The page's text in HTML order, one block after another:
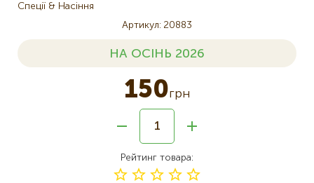
Спеції & Насіння
Артикул 20883
НА ОСІНЬ 2026
150грн
Рейтинг товара